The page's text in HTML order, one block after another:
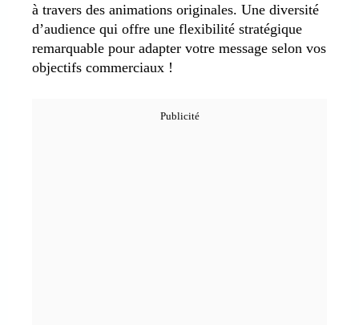
à travers des animations originales. Une diversité
d’audience qui offre une flexibilité stratégique
remarquable pour adapter votre message selon vos
objectifs commerciaux !